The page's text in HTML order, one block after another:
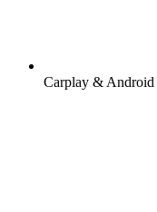
Carplay &